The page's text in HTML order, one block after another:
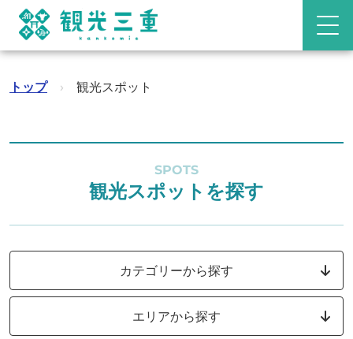
トップ › 観光スポット
SPOTS
観光スポットを探す
カテゴリーから探す
エリアから探す